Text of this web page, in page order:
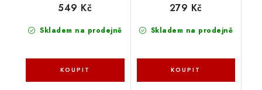
Skladem na prodejně
549 Kč
Skladem na prodejně
279 Kč